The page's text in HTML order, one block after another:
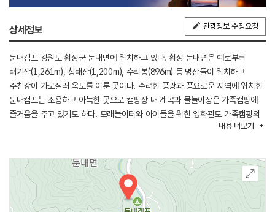
상세정보 관광정보 수정요청
둔내캠프 강원도 횡성군 둔내면에 위치하고 있다. 횡성 둔내면은 예로부터
태기산(1,261m), 청태산(1,200m), 수리봉(896m) 등 명산들이 위치하고
주천강이 가로질러 옥토를 이룬 곳이다. 수려한 풍광과 풍요로운 지역에 위치한
둔내캠프는 조용하고 아늑한 곳으로 캠핑장 내 계곡과 물놀이장은 가족캠핑에
즐거움을 주고 있기도 하다. 모래놀이터와 아이들을 위한 영화관도 가족캠핑의
재미를 더해준다. 10월부터는 동계캠핑이 시작되는데 동계장박시스템을
내용 더보기